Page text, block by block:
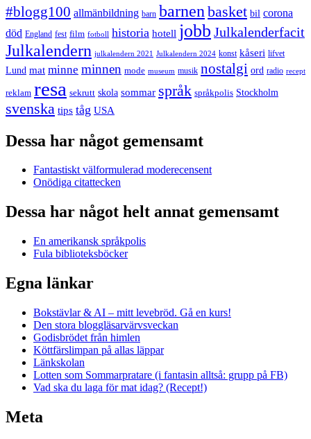
#blogg100 allmänbildning barn barnen basket bil corona
död England fest film fotboll historia hotell jobb Julkalenderfacit
Julkalendern julkalendern 2021 Julkalendern 2024 konst kåseri lifvet
Lund mat minne minnen mode museum musik nostalgi ord radio recept
reklam resa sekrutt skola sommar språk språkpolis Stockholm
svenska tips tåg USA
Dessa har något gemensamt
Fantastiskt välformulerad moderecensent
Onödiga citattecken
Dessa har något helt annat gemensamt
En amerikansk språkpolis
Fula biblioteksböcker
Egna länkar
Bokstävlar & AI – mitt levebröd. Gå en kurs!
Den stora bloggläsarvärvsveckan
Godisbrödet från himlen
Köttfärslimpan på allas läppar
Länkskolan
Lotten som Sommarpratare (i fantasin alltså: grupp på FB)
Vad ska du laga för mat idag? (Recept!)
Meta